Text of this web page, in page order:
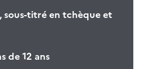
sous-titré en tchèque et
de 12 ans